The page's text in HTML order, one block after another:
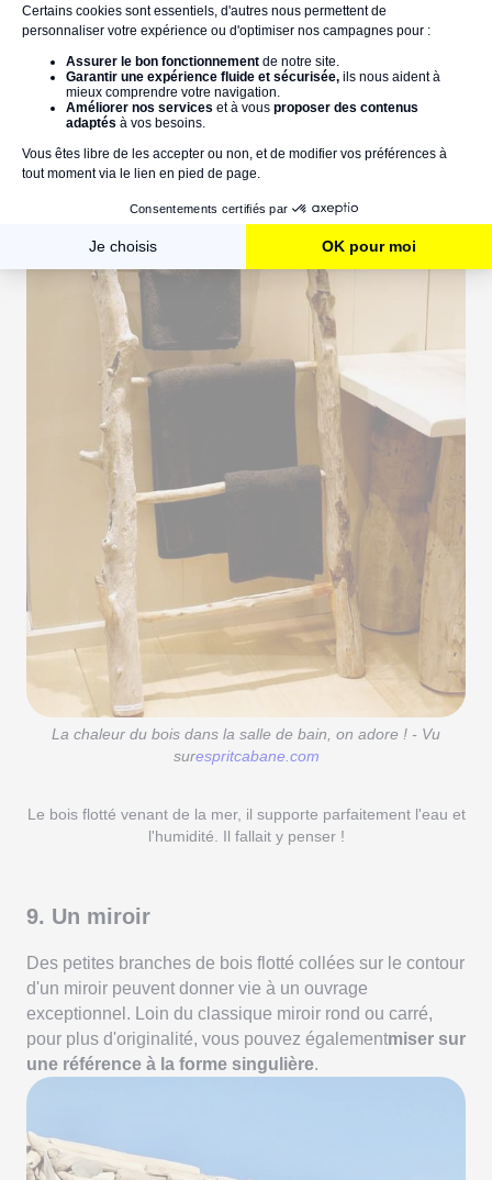
disposer plusieurs serviettes. Placée dans votre salle de
bain à proximité de votre lavabo, elle bluffera vos invités
La chaleur du bois dans la salle de bain, on adore ! - Vu
surespritcabane.com
Le bois flotté venant de la mer, il supporte parfaitement l'eau et
l'humidité. Il fallait y penser !
9. Un miroir
Des petites branches de bois flotté collées sur le contour
d'un miroir peuvent donner vie à un ouvrage
exceptionnel. Loin du classique miroir rond ou carré,
pour plus d'originalité, vous pouvez égalementmiser sur
une référence à la forme singulière.